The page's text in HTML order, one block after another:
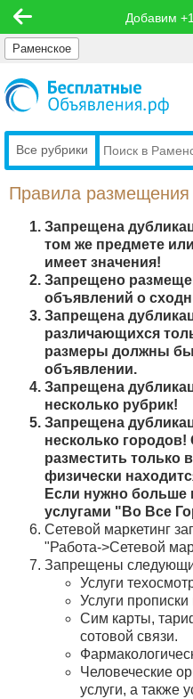
Добавим
Раменское
Все рубрики
Правила размещения
Запрещена
том же предмете
имеет значения!
Запрещено
объявлений о
Запрещена
различающихся
размеры должны
объявлении.
Запрещена
несколько рубрик!
Запрещена
несколько
разместить только
физически
Если нужно больше
услугами "Во Все
Сетевой маркетинг
"Работа->Сетевой
Запрещены
Услуги
Услуги прописки
Сим карты,
сотовой связи.
Человеческие
услуги, а также